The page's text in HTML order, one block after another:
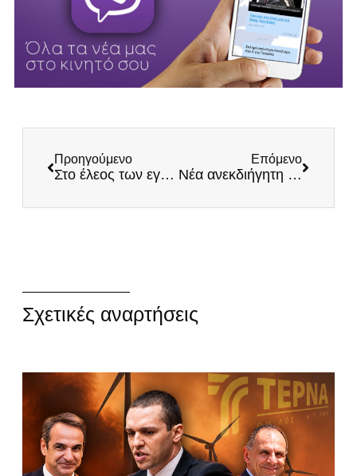
Προηγούμενο
Στο έλεος των εγκληματιών η χώρα: Σκότωσαν 90χρονο μέσα στο σπίτι του στα Πατήσια
Επόμενο
Νέα ανεκδιήγητη δήλωση Πελώνη: Η παρενόχληση του γαλλικού σκάφους στην ελληνική ΑΟΖ αφορά την Γαλλία
Σχετικές αναρτήσεις